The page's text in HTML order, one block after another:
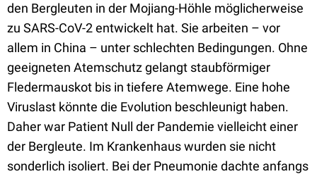
den Bergleuten in der Mojiang-Höhle möglicherweise
zu SARS-CoV-2 entwickelt hat. Sie arbeiten – vor
allem in China – unter schlechten Bedingungen. Ohne
geeigneten Atemschutz gelangt staubförmiger
Fledermauskot bis in tiefere Atemwege. Eine hohe
Viruslast könnte die Evolution beschleunigt haben.
Daher war Patient Null der Pandemie vielleicht einer
der Bergleute. Im Krankenhaus wurden sie nicht
sonderlich isoliert. Bei der Pneumonie dachte anfangs